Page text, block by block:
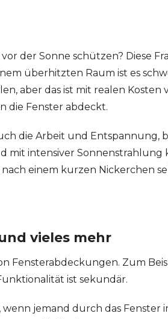
der Sonne schützen? Diese
überhitzten Raum ist es
aber das ist mit realen Kosten
die Fenster abdeckt.
die Arbeit und Entspannung,
mit intensiver Sonnenstrahlung
einem kurzen Nickerchen
vieles mehr
Fensterabdeckungen. Zum
ist sekundär.
jemand durch das Fenster